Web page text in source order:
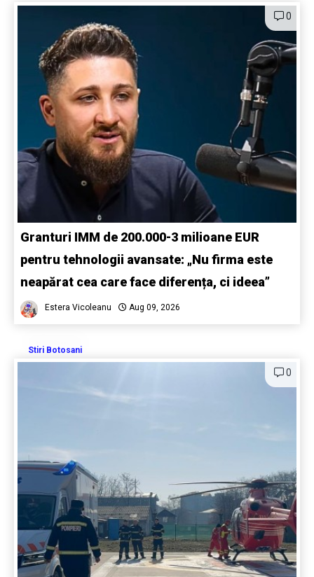
0
Granturi IMM de 200.000-3 milioane EUR
pentru tehnologii avansate: „Nu firma este
neapărat cea care face diferența, ci ideea”
Estera Vicoleanu Aug 09, 2026
Stiri Botosani
0